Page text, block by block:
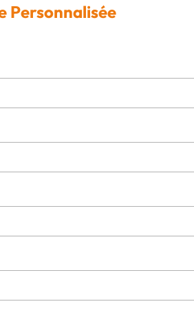
Personnalisée